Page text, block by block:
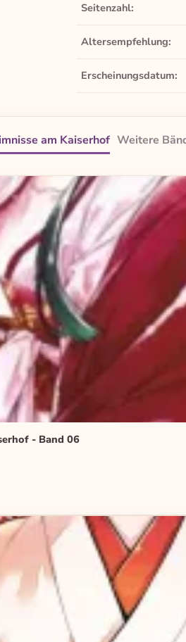
Seitenzahl:
Altersempfehlung:
Erscheinungsdatum:
am Kaiserhof Weitere
- Band 06